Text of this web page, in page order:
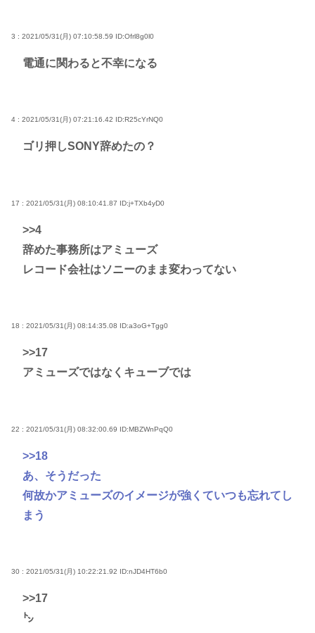
3 : 2021/05/31(月) 07:10:58.59 ID:Ofrl8g0l0
電通に関わると不幸になる
4 : 2021/05/31(月) 07:21:16.42 ID:R25cYrNQ0
ゴリ押しSONY辞めたの？
17 : 2021/05/31(月) 08:10:41.87 ID:j+TXb4yD0
>>4
辞めた事務所はアミューズ
レコード会社はソニーのまま変わってない
18 : 2021/05/31(月) 08:14:35.08 ID:a3oG+Tgg0
>>17
アミューズではなくキューブでは
22 : 2021/05/31(月) 08:32:00.69 ID:MBZWnPqQ0
>>18
あ、そうだった
何故かアミューズのイメージが強くていつも忘れてし
まう
30 : 2021/05/31(月) 10:22:21.92 ID:nJD4HT6b0
>>17
㌧